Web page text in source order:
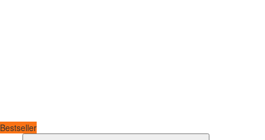
Bestseller